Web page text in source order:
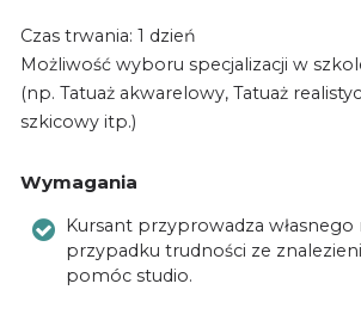
Czas trwania: 1 dzień
Możliwość wyboru specjalizacji w
(np. Tatuaż akwarelowy, Tatuaż
szkicowy itp.)
Wymagania
Kursant przyprowadza własnego
przypadku trudności ze
pomóc studio.